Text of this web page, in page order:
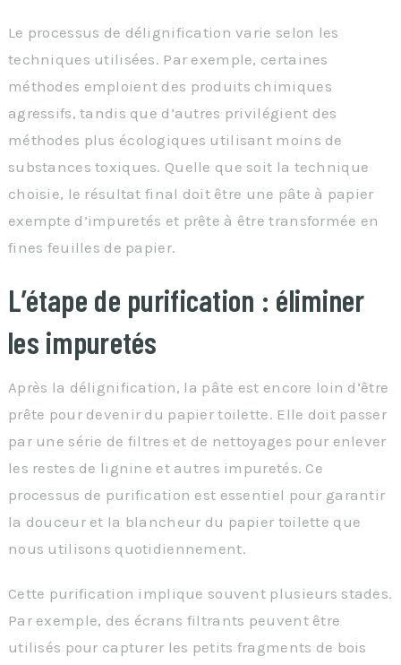
Le processus de délignification varie selon les
techniques utilisées. Par exemple, certaines
méthodes emploient des produits chimiques
agressifs, tandis que d’autres privilégient des
méthodes plus écologiques utilisant moins de
substances toxiques. Quelle que soit la technique
choisie, le résultat final doit être une pâte à papier
exempte d’impuretés et prête à être transformée en
fines feuilles de papier.
L’étape de purification : éliminer
les impuretés
Après la délignification, la pâte est encore loin d’être
prête pour devenir du papier toilette. Elle doit passer
par une série de filtres et de nettoyages pour enlever
les restes de lignine et autres impuretés. Ce
processus de purification est essentiel pour garantir
la douceur et la blancheur du papier toilette que
nous utilisons quotidiennement.
Cette purification implique souvent plusieurs stades.
Par exemple, des écrans filtrants peuvent être
utilisés pour capturer les petits fragments de bois